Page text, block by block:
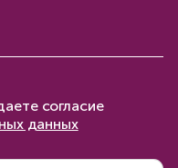
согласие
данных